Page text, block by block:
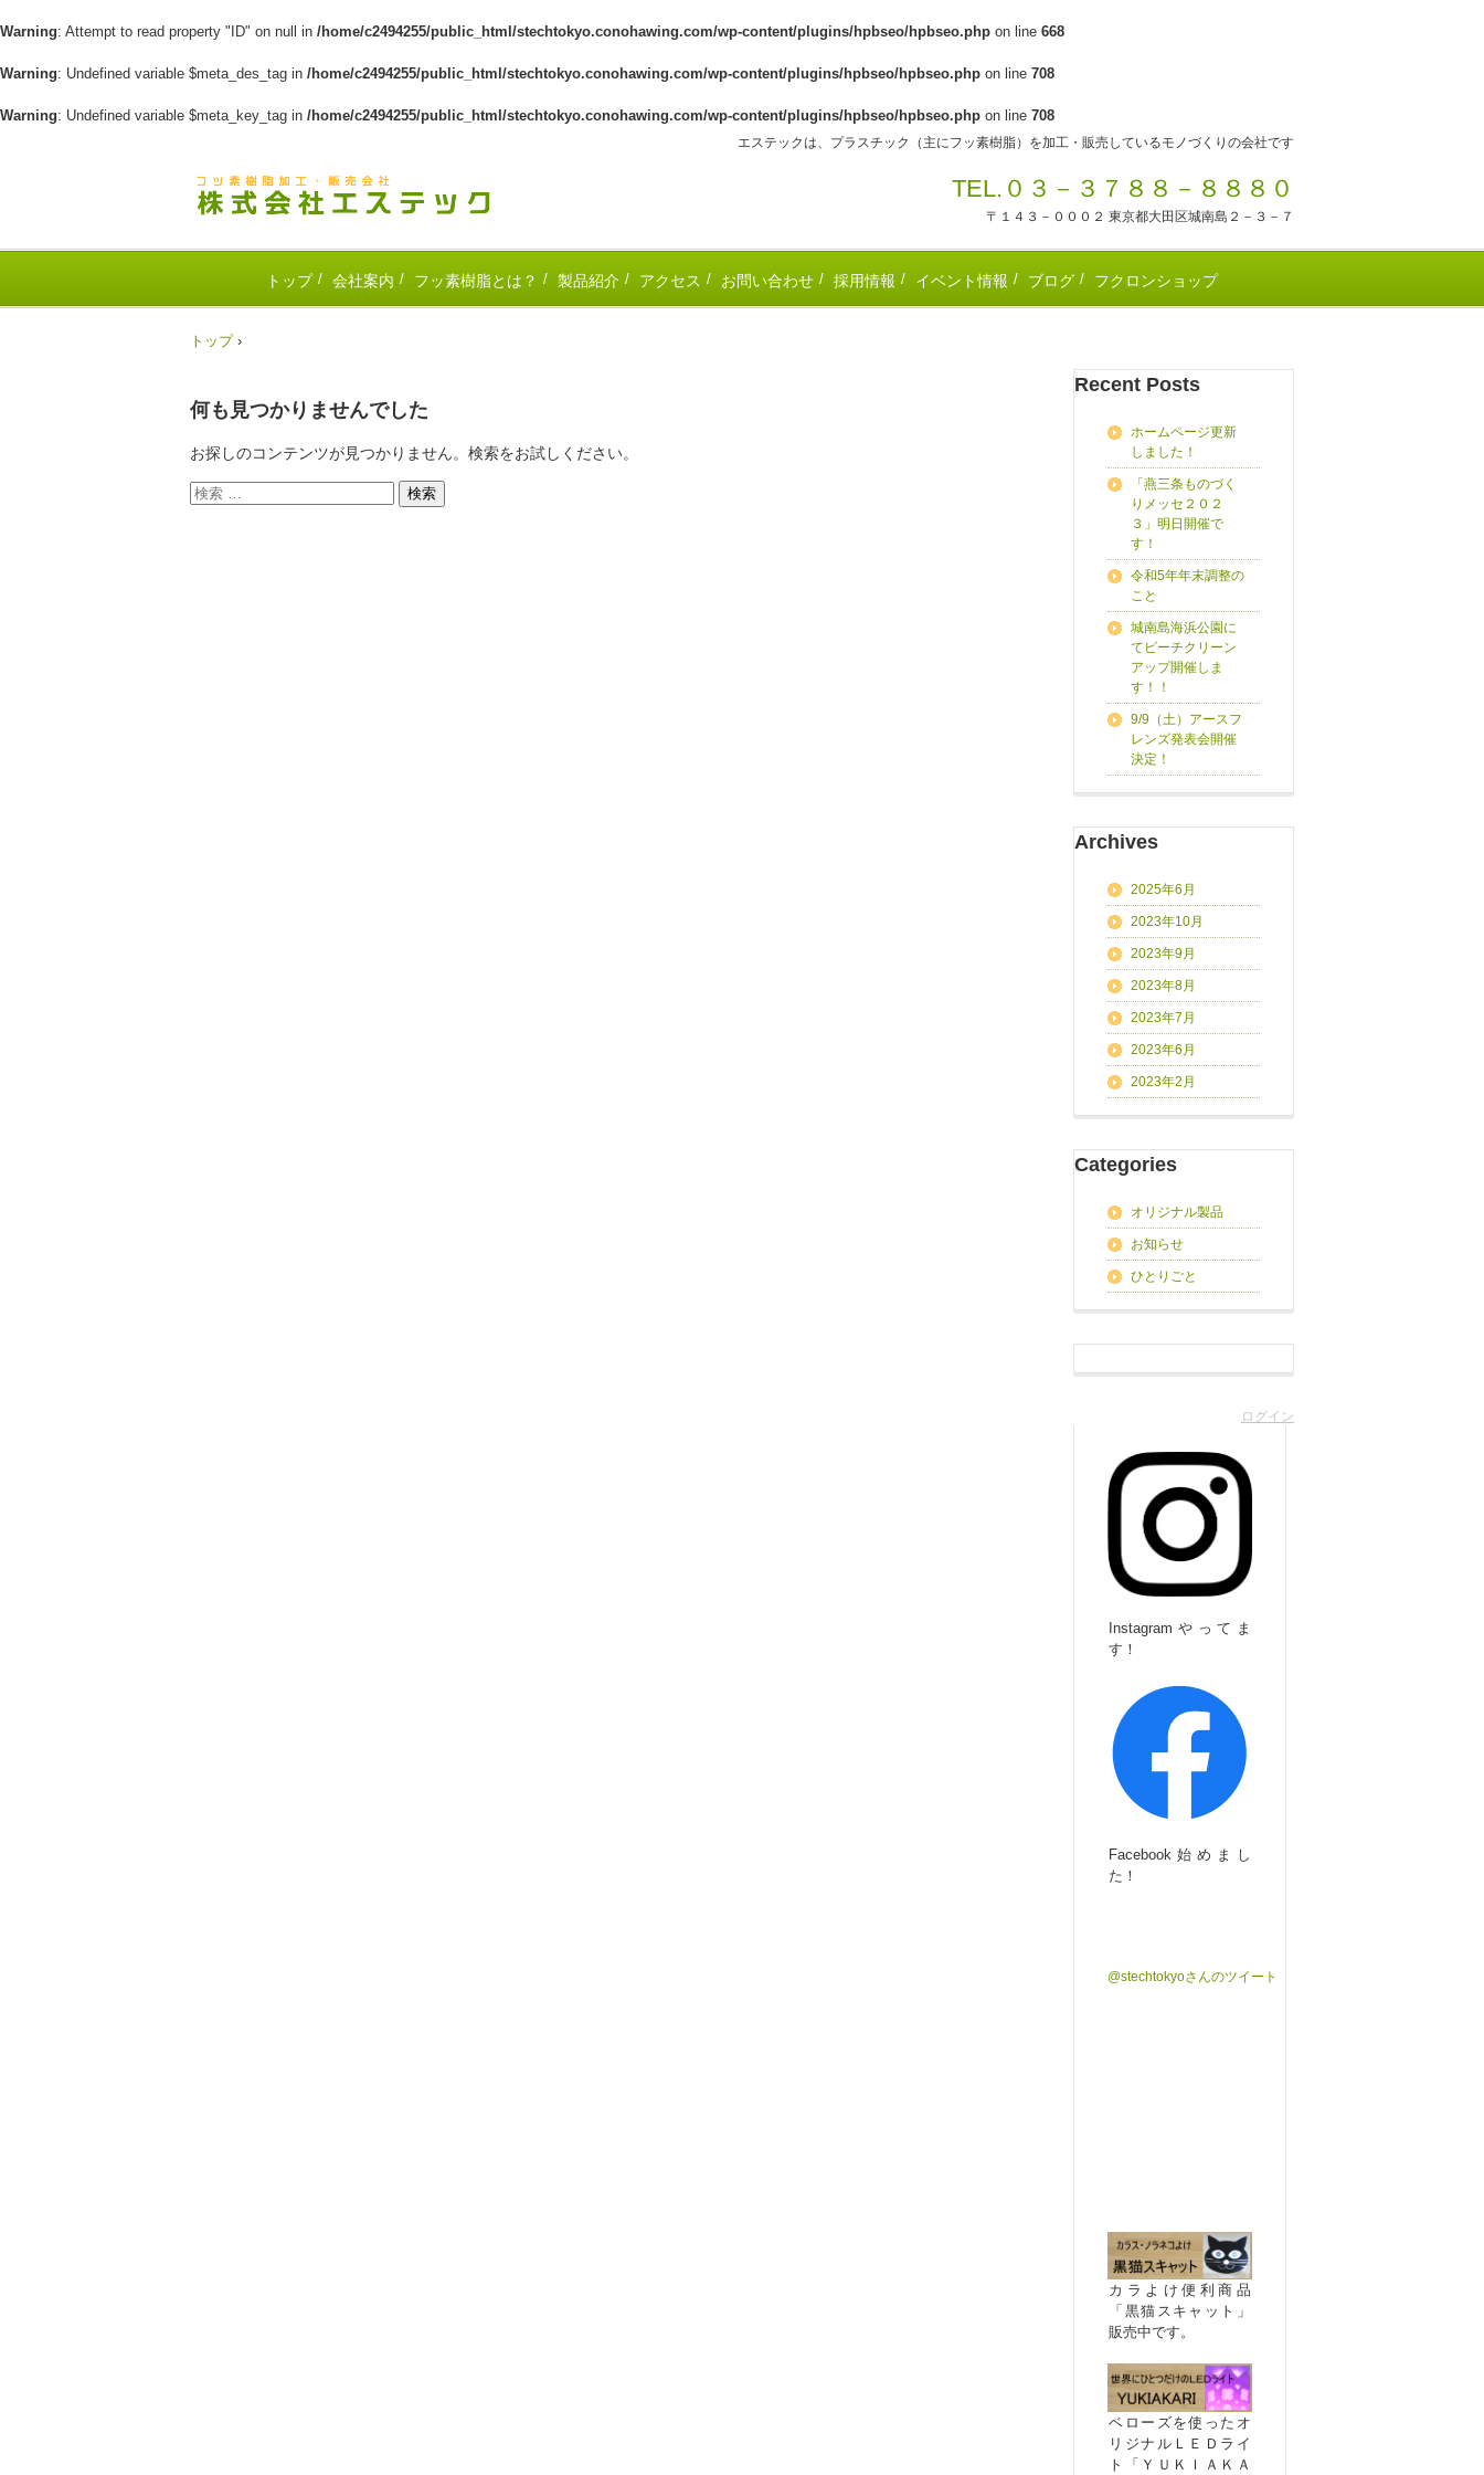
Warning: Attempt to read property "ID" on null in /home/c2494255/public_html/stechtokyo.conohawing.com/wp-content/plugins/hpbseo/hpbseo.php on line 668
Warning: Undefined variable $meta_des_tag in /home/c2494255/public_html/stechtokyo.conohawing.com/wp-content/plugins/hpbseo/hpbseo.php on line 708
Warning: Undefined variable $meta_key_tag in /home/c2494255/public_html/stechtokyo.conohawing.com/wp-content/plugins/hpbseo/hpbseo.php on line 708
エステックは、プラスチック（主にフッ素樹脂）を加工・販売しているモノづくりの会社です
TEL.０３－３７８８－８８８０
〒１４３－０００２ 東京都大田区城南島２－３－７
トップ 会社案内 フッ素樹脂とは？ 製品紹介 アクセス お問い合わせ 採用情報 イベント情報 ブログ フクロンショップ
トップ ›
何も見つかりませんでした
お探しのコンテンツが見つかりません。検索をお試しください。
Recent Posts
ホームページ更新
しました！
「燕三条ものづく
りメッセ２０２
３」明日開催で
す！
令和5年年末調整の
こと
城南島海浜公園に
てビーチクリーン
アップ開催しま
す！！
9/9（土）アースフ
レンズ発表会開催
決定！
Archives
2025年6月
2023年10月
2023年9月
2023年8月
2023年7月
2023年6月
2023年2月
Categories
オリジナル製品
お知らせ
ひとりごと
ログイン
Instagramやってま
す！
Facebook始めまし
た！
@stechtokyoさんのツイート
カラよけ便利商品
「黒猫スキャット」
販売中です。
ベローズを使ったオ
リジナルＬＥＤライ
ト「ＹＵＫＩＡＫＡ